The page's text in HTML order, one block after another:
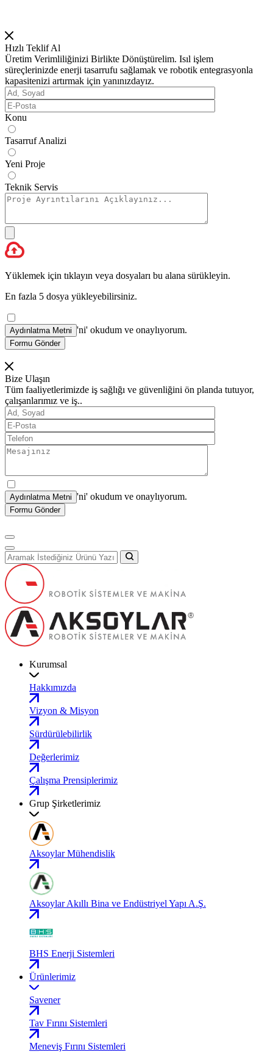
Hızlı Teklif Al
Üretim Verimliliğinizi Birlikte Dönüştürelim. Isıl işlem
süreçlerinizde enerji tasarrufu sağlamak ve robotik entegrasyonla
kapasitenizi artırmak için yanınızdayız.
Konu
Tasarruf Analizi
Yeni Proje
Teknik Servis
Yüklemek için tıklayın veya dosyaları bu alana sürükleyin.
En fazla 5 dosya yükleyebilirsiniz.
'ni' okudum ve onaylıyorum.
Formu Gönder
Bize Ulaşın
Tüm faaliyetlerimizde iş sağlığı ve güvenliğini ön planda tutuyor,
çalışanlarımız ve iş..
'ni' okudum ve onaylıyorum.
Formu Gönder
Kurumsal
Hakkımızda
Vizyon & Misyon
Sürdürülebilirlik
Değerlerimiz
Çalışma Prensiplerimiz
Grup Şirketlerimiz
Aksoylar Mühendislik
Aksoylar Akıllı Bina ve Endüstriyel Yapı A.Ş.
BHS Enerji Sistemleri
Ürünlerimiz
Savener
Tav Fırını Sistemleri
Meneviş Fırını Sistemleri